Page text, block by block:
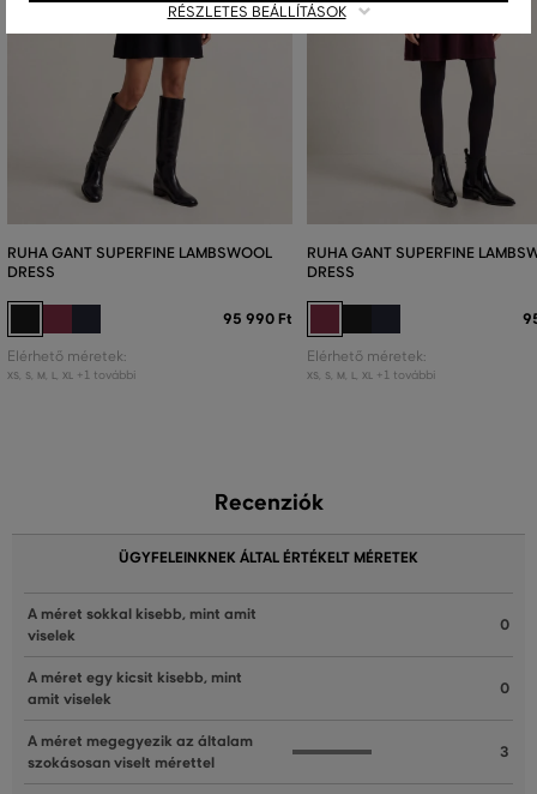
RUHA GANT SUPERFINE LAMBSWOOL
DRESS
95 990 Ft
Elérhető méretek:
XS S M L XL +1 további
RUHA GANT SUPERFINE
DRESS
Elérhető méretek:
XS S M L XL +1 további
Recenziók
ÜGYFELEINKNEK ÁLTAL ÉRTÉKELT MÉRETEK
A méret sokkal kisebb, mint amit
viselek
0
A méret egy kicsit kisebb, mint
amit viselek
0
A méret megegyezik az általam
szokásosan viselt mérettel
3
RÉSZLETES BEÁLLÍTÁSOK